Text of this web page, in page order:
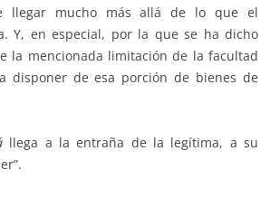
llegar mucho más allá de lo que el
Y, en especial, por la que se ha dicho
la mencionada limitación de la facultad
disponer de esa porción de bienes de
llega a la entraña de la legítima, a su